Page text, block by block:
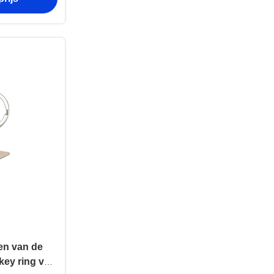
van de
ring van